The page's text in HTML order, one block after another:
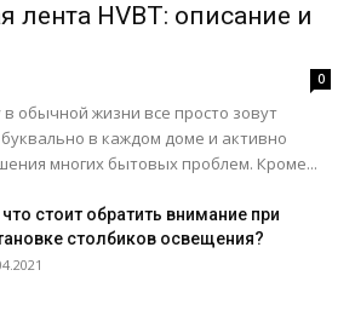
лента HVBT: описание и
0
обычной жизни все просто зовут
в каждом доме и активно
многих бытовых проблем. Кроме...
стоит обратить внимание при
столбиков освещения?